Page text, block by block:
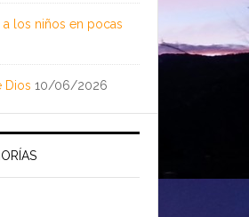
a los niños en pocas
Dios 10/06/2026